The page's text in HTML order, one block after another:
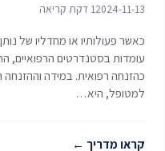
2024-11-131 דקת קריאה
כאשר פעולותיו או מחדליו של
עומדות בסטנדרטים הרפואיים,
כהזנחה רפואית. במידה
למטופל, היא…
קראו מדריך